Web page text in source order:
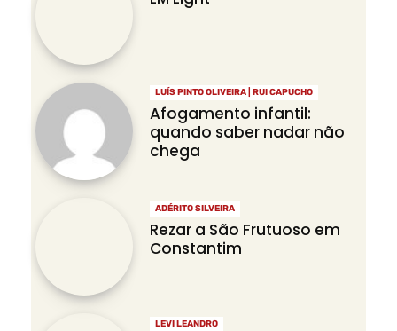
LUÍS PINTO OLIVEIRA | RUI CAPUCHO
Afogamento infantil:
quando saber nadar não
chega
ADÉRITO SILVEIRA
Rezar a São Frutuoso em
Constantim
LEVI LEANDRO